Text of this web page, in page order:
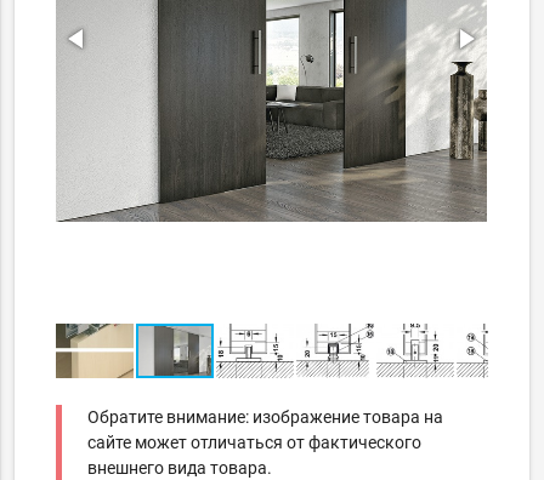
Обратите внимание: изображение товара на
сайте может отличаться от фактического
внешнего вида товара.